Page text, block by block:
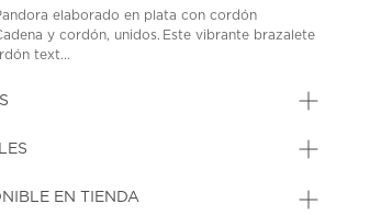
elaborado en plata con cordón
y cordón, unidos. Este vibrante brazalete
text...
EN TIENDA